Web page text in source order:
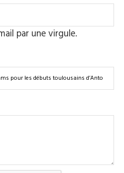
par une virgule.